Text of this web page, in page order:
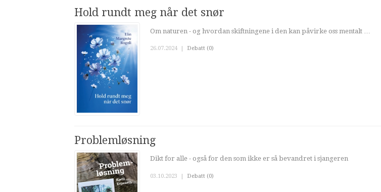
Hold rundt meg når det snør
Om naturen - og hvordan skiftningene i den kan påvirke oss mentalt …
26.07.2024 | Debatt (0)
Problemløsning
Dikt for alle - også for den som ikke er så bevandret i sjangeren
03.10.2023 | Debatt (0)